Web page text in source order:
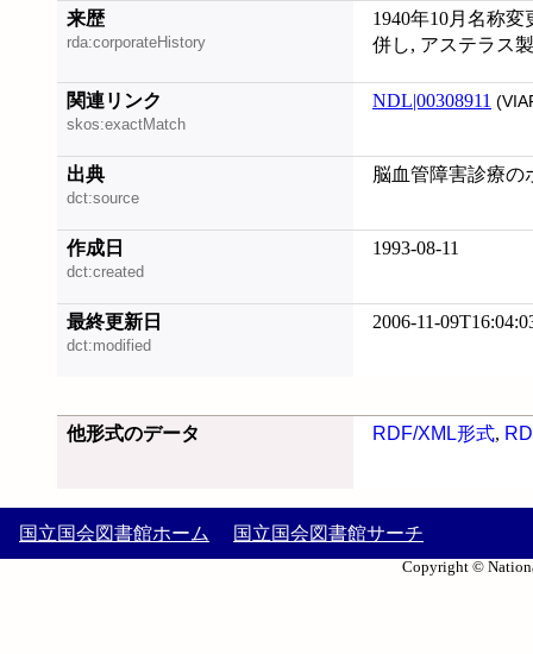
来歴
rda:corporateHistory
1940年10月名称
併し, アステラス
関連リンク
skos:exactMatch
NDL|00308911
出典
dct:source
脳血管障害診療の
作成日
dct:created
1993-08-11
最終更新日
dct:modified
2006-11-
他形式のデータ RDF/XML形式,
国立国会図書館ホーム 国立国会図書館サーチ
Copyright ©